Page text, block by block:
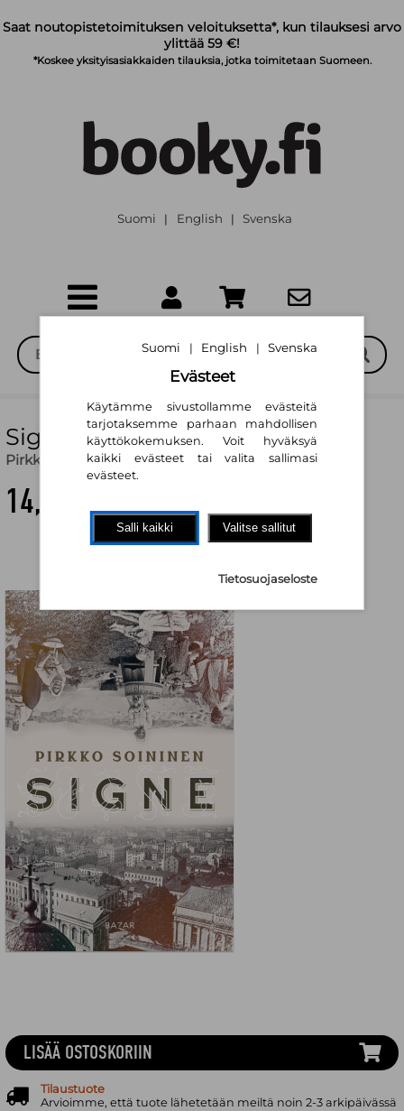
Saat noutopistetoimituksen veloituksetta*, kun tilauksesi arvo
ylittää 59 €!
*Koskee yksityisasiakkaiden tilauksia, jotka toimitetaan Suomeen.
Suomi | English | Svenska
Signe
Pirkko Soininen
14,60 €
LISÄÄ OSTOSKORIIN
Tilaustuote
Arvioimme, että tuote lähetetään meiltä noin 2-3 arkipäivässä
Suomi | English | Svenska
Evästeet
Käytämme sivustollamme evästeitä
tarjotaksemme parhaan mahdollisen
käyttökokemuksen. Voit hyväksyä
kaikki evästeet tai valita sallimasi
evästeet.
Salli kaikki Valitse sallitut
Tietosuojaseloste